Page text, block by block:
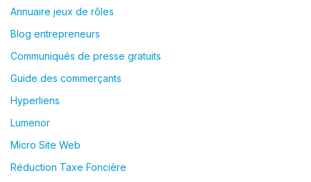
Annuaire jeux de rôles
Blog entrepreneurs
Communiqués de presse gratuits
Guide des commerçants
Hyperliens
Lumenor
Micro Site Web
Réduction Taxe Foncière